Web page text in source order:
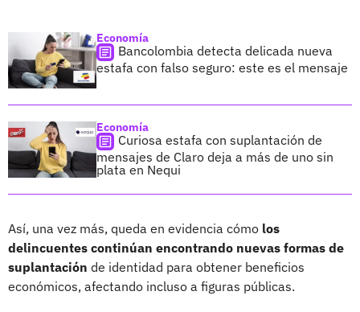
Economía
Bancolombia detecta delicada nueva
estafa con falso seguro: este es el mensaje
Economía
Curiosa estafa con suplantación de
mensajes de Claro deja a más de uno sin
plata en Nequi
Así, una vez más, queda en evidencia cómo los
delincuentes continúan encontrando nuevas formas de
suplantación de identidad para obtener beneficios
económicos, afectando incluso a figuras públicas.